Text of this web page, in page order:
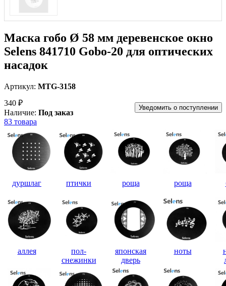
Маска гобо Ø 58 мм деревенское окно
Selens 841710 Gobo-20 для оптических
насадок
Артикул: MTG-3158
340 ₽
Наличие: Под заказ
Уведомить о поступлении
83 товара
дуршлаг птички роща роща
аллея
пол-
снежинки
японская
дверь
ноты